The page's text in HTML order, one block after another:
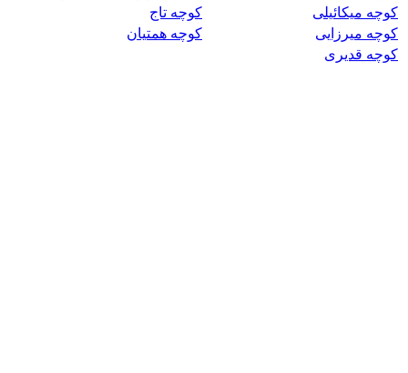
کوچه میکائیلی
کوچه تاج
کوچه میرزایی
کوچه همتیان
کوچه قدیری